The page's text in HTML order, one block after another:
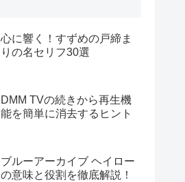
心に響く！すずめの戸締ま
りの名セリフ30選
DMM TVの続きから再生機
能を簡単に消去するヒント
ブルーアーカイブ ヘイロー
の意味と役割を徹底解説！